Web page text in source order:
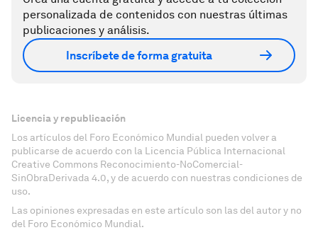
personalizada de contenidos con nuestras últimas
publicaciones y análisis.
Inscríbete de forma gratuita
Licencia y republicación
Los artículos del Foro Económico Mundial pueden volver a
publicarse de acuerdo con la Licencia Pública Internacional
Creative Commons Reconocimiento-NoComercial-
SinObraDerivada 4.0, y de acuerdo con nuestras condiciones de
uso.
Las opiniones expresadas en este artículo son las del autor y no
del Foro Económico Mundial.